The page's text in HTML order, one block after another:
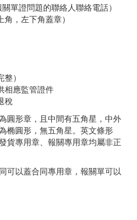
單證問題的聯絡人聯絡電話）
，左下角蓋章）
）
相應監管證件
稅
圓形章，且中間有五角星，中外
椭圓形，無五角星。英文條形
貨專用章、報關專用章均屬非正
可以蓋合同專用章，報關單可以